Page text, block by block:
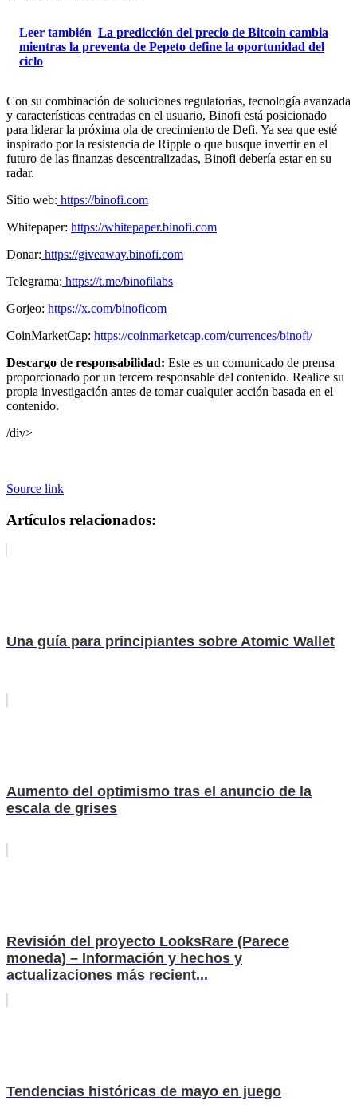
Leer también La predicción del precio de Bitcoin cambia
mientras la preventa de Pepeto define la oportunidad del
ciclo
Con su combinación de soluciones regulatorias, tecnología avanzada
y características centradas en el usuario, Binofi está posicionado
para liderar la próxima ola de crecimiento de Defi. Ya sea que esté
inspirado por la resistencia de Ripple o que busque invertir en el
futuro de las finanzas descentralizadas, Binofi debería estar en su
radar.
Sitio web: https://binofi.com
Whitepaper: https://whitepaper.binofi.com
Donar: https://giveaway.binofi.com
Telegrama: https://t.me/binofilabs
Gorjeo: https://x.com/binoficom
CoinMarketCap: https://coinmarketcap.com/currences/binofi/
Descargo de responsabilidad: Este es un comunicado de prensa
proporcionado por un tercero responsable del contenido. Realice su
propia investigación antes de tomar cualquier acción basada en el
contenido.
/div>
Source link
Artículos relacionados:
Una guía para principiantes sobre Atomic Wallet
Aumento del optimismo tras el anuncio de la
escala de grises
Revisión del proyecto LooksRare (Parece
moneda) – Información y hechos y
actualizaciones más recient...
Tendencias históricas de mayo en juego